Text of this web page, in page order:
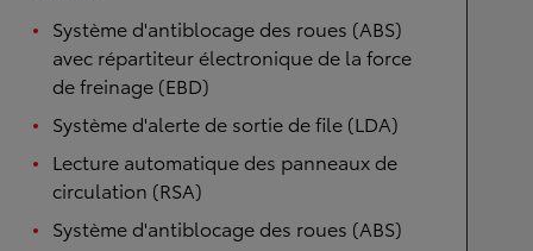
Système d'antiblocage des roues (ABS)
avec répartiteur électronique de la force
de freinage (EBD)
Système d'alerte de sortie de file (LDA)
Lecture automatique des panneaux de
circulation (RSA)
Système d'antiblocage des roues (ABS)